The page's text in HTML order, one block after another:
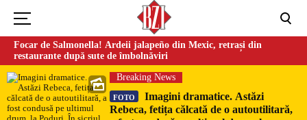
Focar de Salmonella! Ardeii jalapeño din Mexic, retrași din
restaurante după sute de îmbolnăviri
Breaking News
FOTO
Imagini dramatice. Astăzi
Rebeca, fetița călcată de o autoutilitară,